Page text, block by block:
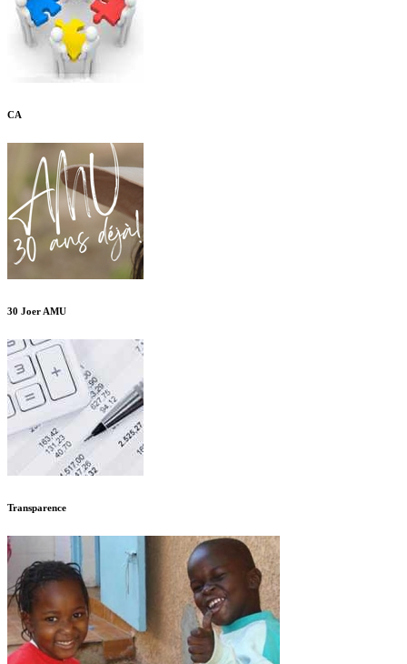
CA
30 Joer AMU
Transparence